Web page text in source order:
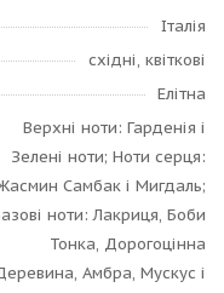
Італія
східні, квіткові
Елітна
Верхні ноти: Гарденія і
Зелені ноти; Ноти серця:
Самбак і Мигдаль;
ноти: Лакриця, Боби
Тонка, Дорогоцінна
Амбра, Мускус і